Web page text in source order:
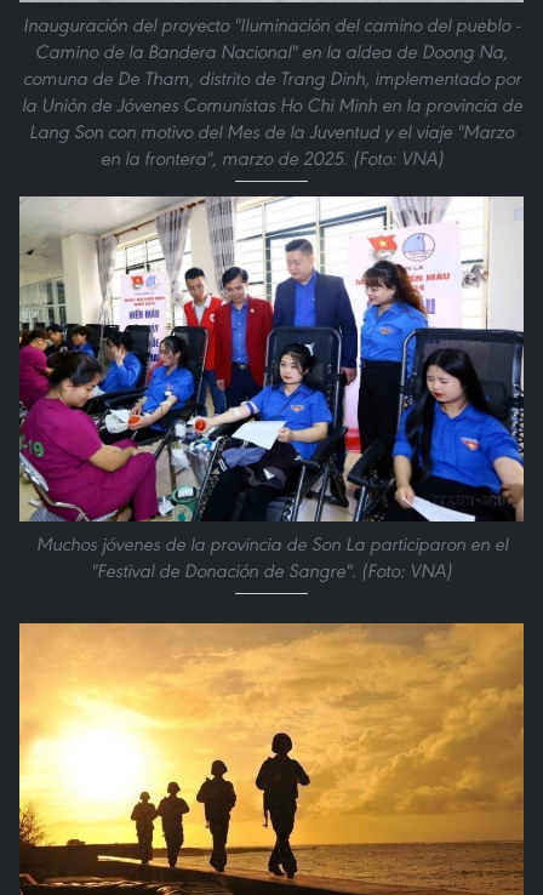
Inauguración del proyecto "Iluminación del camino del pueblo -
Camino de la Bandera Nacional" en la aldea de Doong Na,
comuna de De Tham, distrito de Trang Dinh, implementado por
la Unión de Jóvenes Comunistas Ho Chi Minh en la provincia de
Lang Son con motivo del Mes de la Juventud y el viaje "Marzo
en la frontera", marzo de 2025. (Foto: VNA)
Muchos jóvenes de la provincia de Son La participaron en el
"Festival de Donación de Sangre". (Foto: VNA)